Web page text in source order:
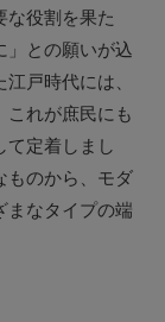
な役割を果た
」との願いが込
戸時代には、
これが庶民にも
て定着しまし
ものから、モダ
まなタイプの端